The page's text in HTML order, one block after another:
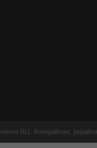
№1. Копирайтинг,